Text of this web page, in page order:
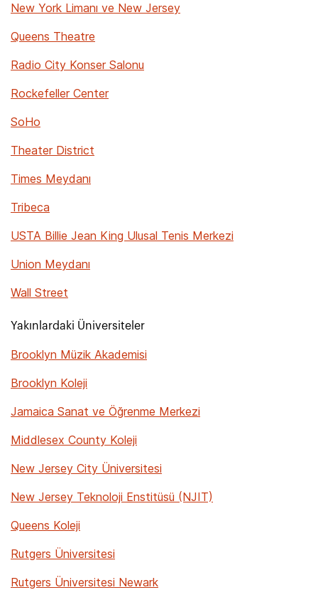
New York Limanı ve New Jersey
Queens Theatre
Radio City Konser Salonu
Rockefeller Center
SoHo
Theater District
Times Meydanı
Tribeca
USTA Billie Jean King Ulusal Tenis Merkezi
Union Meydanı
Wall Street
Yakınlardaki Üniversiteler
Brooklyn Müzik Akademisi
Brooklyn Koleji
Jamaica Sanat ve Öğrenme Merkezi
Middlesex County Koleji
New Jersey City Üniversitesi
New Jersey Teknoloji Enstitüsü (NJIT)
Queens Koleji
Rutgers Üniversitesi
Rutgers Üniversitesi Newark